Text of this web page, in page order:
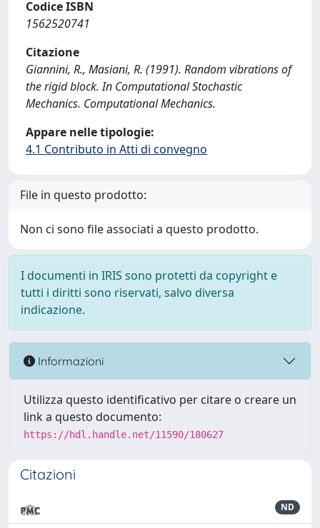
Codice ISBN
1562520741
Citazione
Giannini, R., Masiani, R. (1991). Random vibrations of
the rigid block. In Computational Stochastic
Mechanics. Computational Mechanics.
Appare nelle tipologie:
4.1 Contributo in Atti di convegno
File in questo prodotto:
Non ci sono file associati a questo prodotto.
I documenti in IRIS sono protetti da copyright e
tutti i diritti sono riservati, salvo diversa
indicazione.
Informazioni
Utilizza questo identificativo per citare o creare un
link a questo documento:
https://hdl.handle.net/11590/180627
Citazioni
ND